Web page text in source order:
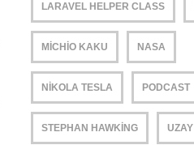
LARAVEL HELPER CLASS
MICHIO KAKU NASA
NIKOLA TESLA PODCAST
STEPHAN HAWKING UZAY